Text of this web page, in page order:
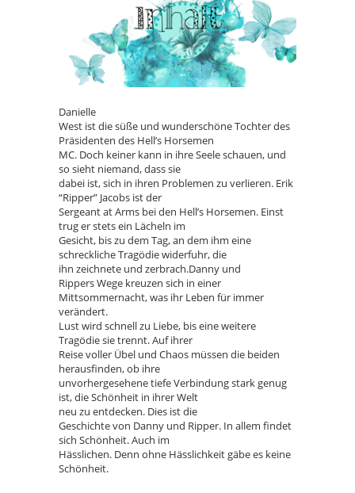
Danielle
West ist die süße und wunderschöne Tochter des
Präsidenten des Hell’s Horsemen
MC. Doch keiner kann in ihre Seele schauen, und
so sieht niemand, dass sie
dabei ist, sich in ihren Problemen zu verlieren. Erik
“Ripper” Jacobs ist der
Sergeant at Arms bei den Hell’s Horsemen. Einst
trug er stets ein Lächeln im
Gesicht, bis zu dem Tag, an dem ihm eine
schreckliche Tragödie widerfuhr, die
ihn zeichnete und zerbrach.Danny und
Rippers Wege kreuzen sich in einer
Mittsommernacht, was ihr Leben für immer
verändert.
Lust wird schnell zu Liebe, bis eine weitere
Tragödie sie trennt. Auf ihrer
Reise voller Übel und Chaos müssen die beiden
herausfinden, ob ihre
unvorhergesehene tiefe Verbindung stark genug
ist, die Schönheit in ihrer Welt
neu zu entdecken. Dies ist die
Geschichte von Danny und Ripper. In allem findet
sich Schönheit. Auch im
Hässlichen. Denn ohne Hässlichkeit gäbe es keine
Schönheit.